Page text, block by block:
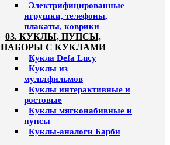
Электрифицированные
игрушки, телефоны,
плакаты, коврики
03. КУКЛЫ, ПУПСЫ,
НАБОРЫ С КУКЛАМИ
Кукла Defa Lucy
Куклы из
мультфильмов
Куклы интерактивные и
ростовые
Куклы мягконабивные и
пупсы
Куклы-аналоги Барби